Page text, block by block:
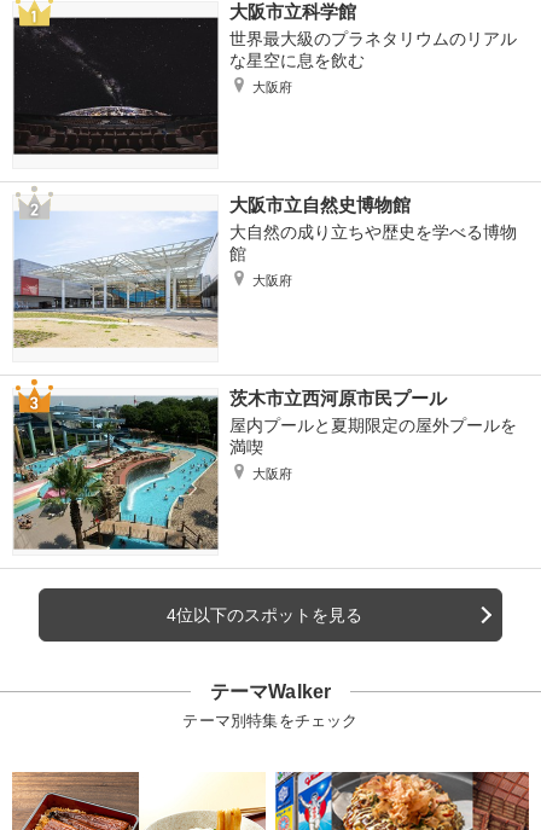
大阪市立科学館
世界最大級のプラネタリウムのリアル
な星空に息を飲む
大阪府
大阪市立自然史博物館
大自然の成り立ちや歴史を学べる博物
館
大阪府
茨木市立西河原市民プール
屋内プールと夏期限定の屋外プールを
満喫
大阪府
4位以下のスポットを見る
テーマWalker
テーマ別特集をチェック